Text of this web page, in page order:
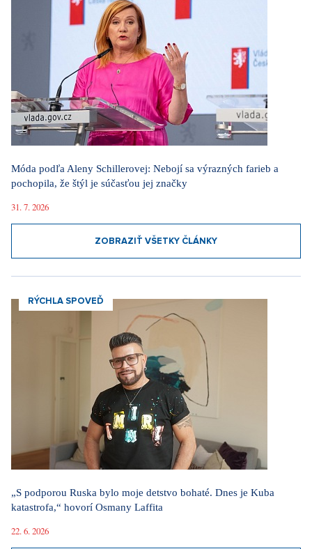
Móda podľa Aleny Schillerovej: Nebojí sa výrazných farieb a
pochopila, že štýl je súčasťou jej značky
31. 7. 2026
ZOBRAZIŤ VŠETKY ČLÁNKY
RÝCHLA SPOVEĎ
„S podporou Ruska bylo moje detstvo bohaté. Dnes je Kuba
katastrofa,“ hovorí Osmany Laffita
22. 6. 2026